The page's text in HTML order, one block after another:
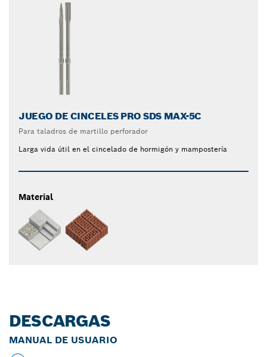
JUEGO DE CINCELES PRO SDS MAX-5C
Para taladros de martillo perforador
Larga vida útil en el cincelado de hormigón y mampostería
Material
DESCARGAS
MANUAL DE USUARIO